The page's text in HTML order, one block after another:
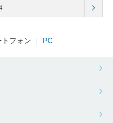
フォン ｜ PC